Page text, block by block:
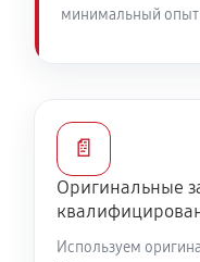
1350 руб
650 руб
Замена расходных
900 руб
Замена шины на
минимальный опыт
📄
Оригинальные
Используем